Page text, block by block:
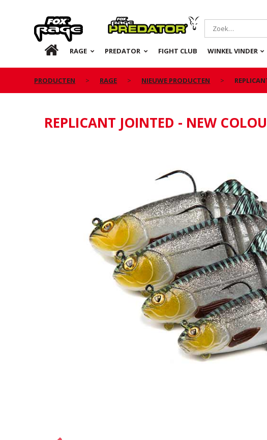
Rage Predator
NL RAGE PREDATOR FIGHT CLUB WINKEL VINDER
PRODUCTEN RAGE NIEUWE PRODUCTEN
REPLICANT JOINTED - NEW